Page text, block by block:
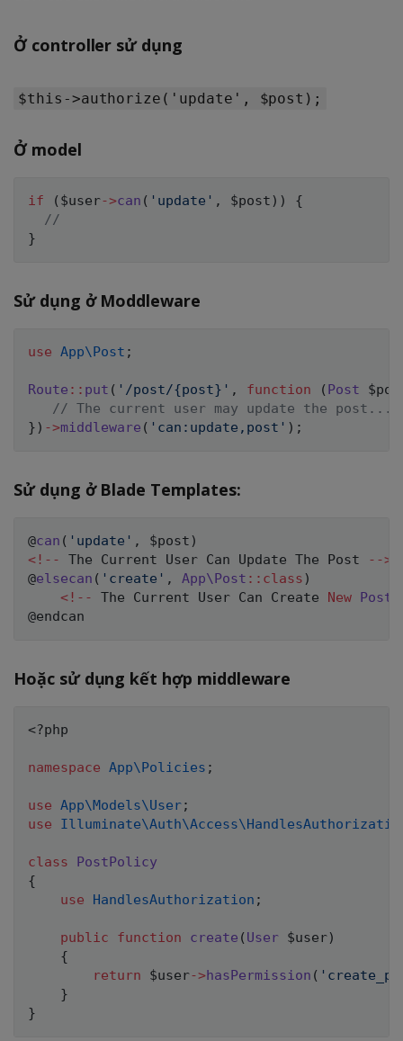
Ở controller sử dụng
$this->authorize('update', $post);
Ở model
if ( $user->can ( 'update' , $post ) )
{
//
}
Sử dụng ở Moddleware
use App\Post ;
Route :: put ( '/post/{post}' , function ( Post
// The current user may update the post...
} ) ->middleware ( 'can:update,post' ) ;
Sử dụng ở Blade Templates:
@can ( 'update' , $post )
< ! -- The Current User Can Update The Post -->
@elsecan ( 'create' , App\Post :: class )
< ! -- The Current User Can Create New Post
Hoặc sử dụng kết hợp middleware
<?php
namespace App\Policies ;
use App\Models\User;
use
Illuminate\Auth\Access\
class
PostPolicy
{
use
HandlesAuthorization ;
public function create ( User $user)
{
return
$user->hasPermission (
}
}